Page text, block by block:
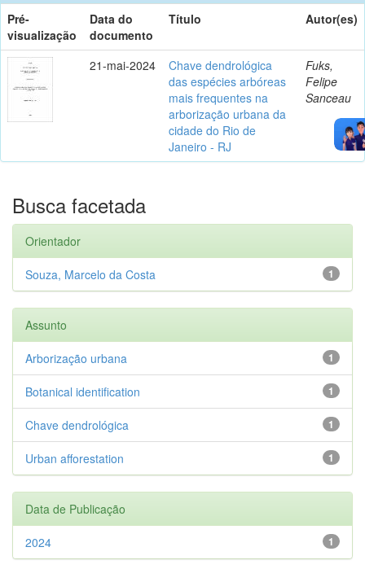
Pré-
visualização
Data do
documento
Título Autor(es)
21-mai-2024
Chave dendrológica
das espécies arbóreas
mais frequentes na
arborização urbana da
cidade do Rio de
Janeiro - RJ
Fuks,
Felipe
Sanceau
Busca facetada
Orientador
1
Souza, Marcelo da Costa
Assunto
1
Arborização urbana
1
Botanical identification
1
Chave dendrológica
1
Urban afforestation
Data de Publicação
1
2024